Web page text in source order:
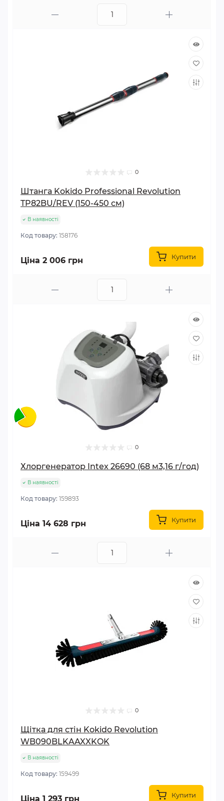
0
Штанга Kokido Professional Revolution
TP82BU/REV (150-450 см)
В наявності
Код товару: 158176
Ціна 2 006 грн Купити
0
Хлоргенератор Intex 26690 (68 м3,16 г/год)
В наявності
Код товару: 159893
Ціна 14 628 грн Купити
0
Щітка для стін Kokido Revolution
WB090BLKAAXXKOK
В наявності
Код товару: 159499
Ціна 1 293 грн Купити